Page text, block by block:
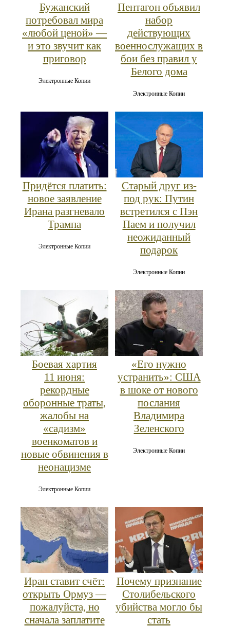
Бужанский
потребовал мира
«любой ценой» —
и это звучит как
приговор
Электронные Копии
Пентагон объявил
набор
действующих
военнослужащих в
бои без правил у
Белого дома
Электронные Копии
Придётся платить:
новое заявление
Ирана разгневало
Трампа
Электронные Копии
Старый друг из-
под рук: Путин
встретился с Пэн
Паем и получил
неожиданный
подарок
Электронные Копии
Боевая хартия
11 июня:
рекордные
оборонные траты,
жалобы на
«садизм»
военкоматов и
новые обвинения в
неонацизме
Электронные Копии
«Его нужно
устранить»: США
в шоке от нового
послания
Владимира
Зеленского
Электронные Копии
Иран ставит счёт:
открыть Ормуз —
пожалуйста, но
сначала заплатите
Почему признание
Столибельского
убийства могло бы
стать